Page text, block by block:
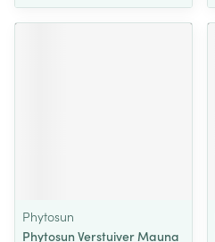
Phytosun
Phytosun Verstuiver Mauna